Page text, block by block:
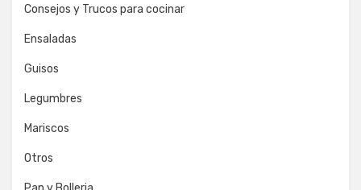
Consejos y Trucos para cocinar
Ensaladas
Guisos
Legumbres
Mariscos
Otros